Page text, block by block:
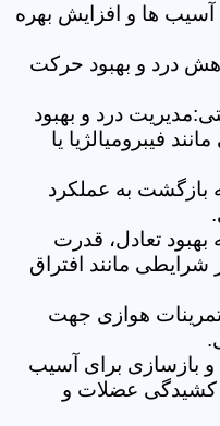
ها و افزایش بهره
درد و بهبود حرکت
درد و بهبود
فیبرومیالژیا یا
به عملکرد
تعادل، قدرت
مانند افتراق
هوازی جهت
بازسازی برای آسیب
کشیدگی عضلات و